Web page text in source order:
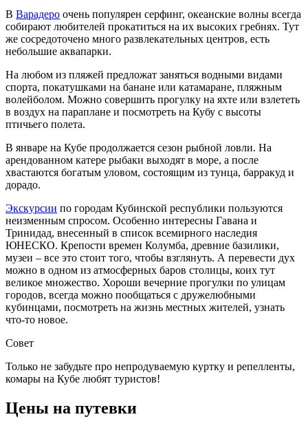
В Варадеро очень популярен серфинг, океанские волны всегда
собирают любителей прокатиться на их высоких гребнях. Тут
же сосредоточено много развлекательных центров, есть
небольшие аквапарки.
На любом из пляжей предложат заняться водными видами
спорта, покатушками на банане или катамаране, пляжным
волейболом. Можно совершить прогулку на яхте или взлететь
в воздух на параплане и посмотреть на Кубу с высоты
птичьего полета.
В январе на Кубе продолжается сезон рыбной ловли. На
арендованном катере рыбаки выходят в море, а после
хвастаются богатым уловом, состоящим из тунца, барракуд и
дорадо.
Экскурсии по городам Кубинской республики пользуются
неизменным спросом. Особенно интересны Гавана и
Тринидад, внесенный в список всемирного наследия
ЮНЕСКО. Крепости времен Колумба, древние базилики,
музеи – все это стоит того, чтобы взглянуть. А перевести дух
можно в одном из атмосферных баров столицы, коих тут
великое множество. Хороши вечерние прогулки по улицам
городов, всегда можно пообщаться с дружелюбными
кубинцами, посмотреть на жизнь местных жителей, узнать
что-то новое.
Совет
Только не забудьте про непродуваемую куртку и репелленты,
комары на Кубе любят туристов!
Цены на путевки